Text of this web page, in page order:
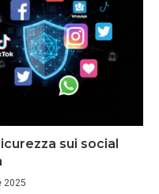
sui social
2025